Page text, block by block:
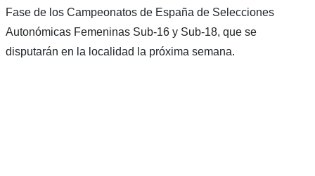
Fase de los Campeonatos de España de Selecciones
Autonómicas Femeninas Sub-16 y Sub-18, que se
disputarán en la localidad la próxima semana.